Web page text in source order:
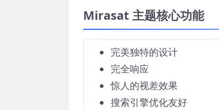
Mirasat 主题核心功能
完美独特的设计
完全响应
惊人的视差效果
搜索引擎优化友好